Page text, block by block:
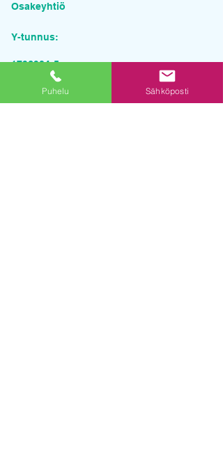
Osakeyhtiö
Y-tunnus:
1796904-5
Pyydä tarjous palvelusta
Puhelu Sähköposti